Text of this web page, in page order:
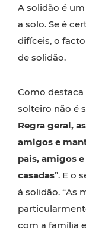
A solidão é
a solo. Se é
difíceis, o
de solidão.
Como destaca
solteiro não é
Regra geral,
amigos e
pais, amigos
casadas”. E o
à solidão. “As
com a família